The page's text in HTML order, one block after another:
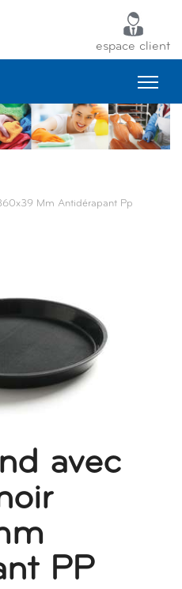
espace client
Mm Antidérapant Pp
avec
PP